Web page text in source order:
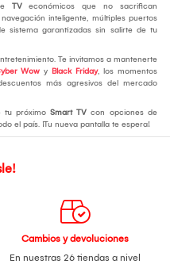
TV económicos que no sacrifican
inteligente, múltiples puertos
sistema garantizadas sin salirte de tu
Te invitamos a mantenerte
Wow y Black Friday, los momentos
más agresivos del mercado
tu próximo Smart TV con opciones de
el país. ¡Tu nueva pantalla te espera!
Cambios y devoluciones
En nuestras 26 tiendas a nivel